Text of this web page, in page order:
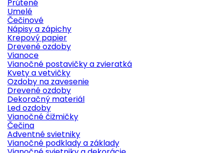
Prútené
Umelé
Čečinové
Nápisy a zápichy
Krepový papier
Drevené ozdoby
Vianoce
Vianočné postavičky a zvieratká
Kvety a vetvičky
Ozdoby na zavesenie
Drevené ozdoby
Dekoračný materiál
Led ozdoby
Vianočné čižmičky
Čečina
Adventné svietniky
Vianočné podklady a základy